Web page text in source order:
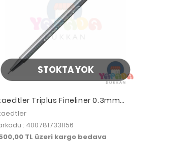
STOKTA YOK
Triplus Fineliner 0.3mm
Mauve 334-69
: 4007817331156
TL üzeri kargo bedava